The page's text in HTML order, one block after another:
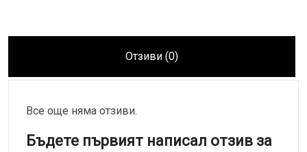
Отзиви (0)
Все още няма отзиви.
Бъдете първият написал отзив за